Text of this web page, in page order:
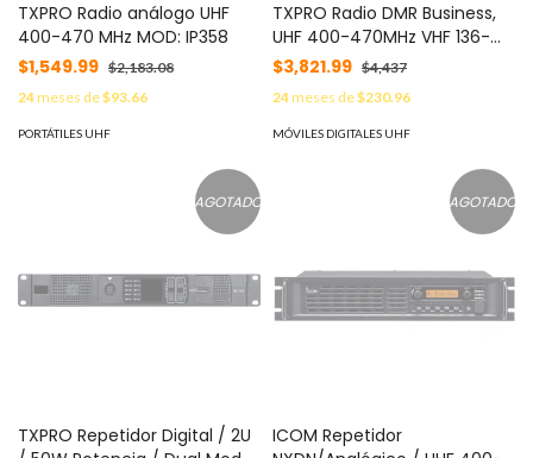
TXPRO Radio análogo UHF
400-470 MHz MOD: IP358
$1,549.99 $2,183.08
24meses de$93.66
PORTÁTILES UHF
TXPRO Radio DMR Business,
UHF 400-470MHz VHF 136-
174MHz, 5W Potencia,
Pantalla LCD 2.4", GPS
Opcional, IP68, Batería
2000mAh 16h, Encriptación
$3,821.99 $4,437
24meses de$230.96
MÓVILES DIGITALES UHF
AGOTADO
TXPRO Repetidor Digital / 2U
AGOTADO
ICOM Repetidor